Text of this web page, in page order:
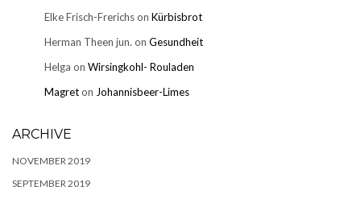
Elke Frisch-Frerichson Kürbisbrot
Herman Theen jun. on Gesundheit
Helga on Wirsingkohl- Rouladen
Magreton Johannisbeer-Limes
ARCHIVE
NOVEMBER 2019
SEPTEMBER 2019